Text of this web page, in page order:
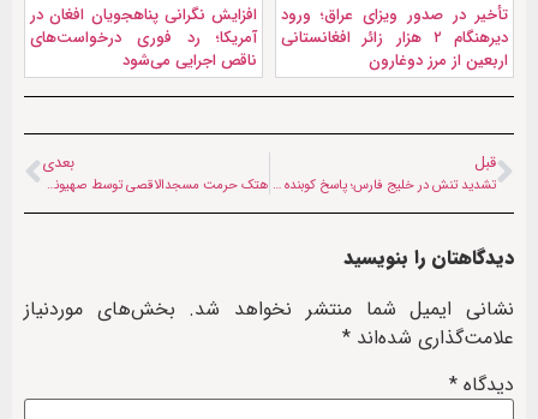
تأخیر در صدور ویزای عراق؛ ورود
دیرهنگام ۲ هزار زائر افغانستانی
اربعین از مرز دوغارون
افزایش نگرانی پناهجویان افغان در
آمریکا؛ رد فوری درخواست‌های
ناقص اجرایی می‌شود
قبل
تشدید تنش در خلیج فارس؛ پاسخ کوبنده ایران به تحرکات آمریکا در تنگه هرمز
بعدی
هتک حرمت مسجدالاقصی توسط صهیونیست‌های افراطی؛ ۸ کشور اسلامی «محکوم» کردند
دیدگاهتان را بنویسید
نشانی ایمیل شما منتشر نخواهد شد. بخش‌های موردنیاز
علامت‌گذاری شده‌اند *
دیدگاه *